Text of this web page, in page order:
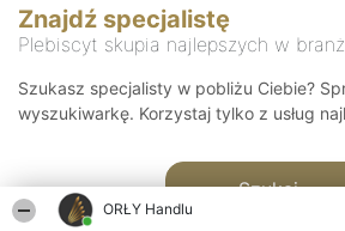
ORŁY Handlu
Znajdź specjalistę
Plebiscyt skupia najlepszych w
Szukasz specjalisty w pobliżu Ciebie?
wyszukiwarkę. Korzystaj tylko z usług
Szukaj